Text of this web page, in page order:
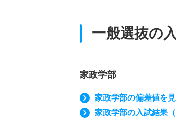
一般選抜の
家政学部
家政学部の偏差値を
家政学部の入試結果